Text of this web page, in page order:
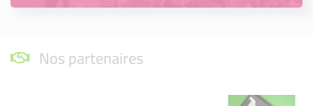
Nos partenaires